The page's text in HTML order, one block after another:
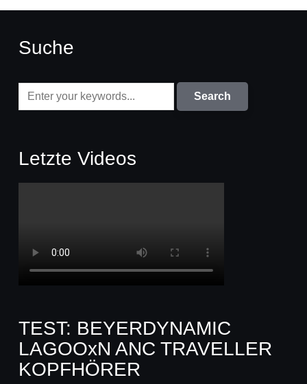
Suche
Letzte Videos
TEST: BEYERDYNAMIC
LAGOOxN ANC TRAVELLER
KOPFHÖRER